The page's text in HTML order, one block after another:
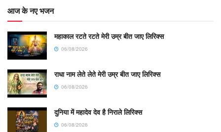
आज के नए भजन
महाकाल रटते रटते मेरी उम्र बीत जाए लिरिक्स
06/08/2026
राधा नाम लेते लेते मेरी उम्र बीत जाए लिरिक्स
06/08/2026
दुनिया में महादेव देव है निराले लिरिक्स
06/08/2026